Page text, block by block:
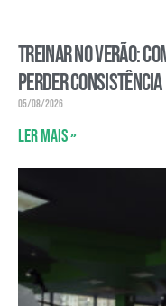
Treinar no verão:
perder consistência
05/08/2026
Ler mais »